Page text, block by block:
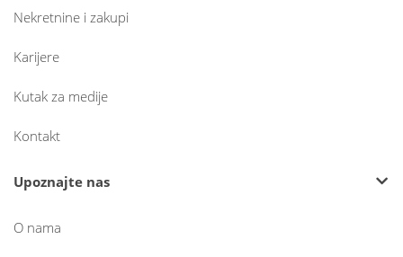
Nekretnine i zakupi
Karijere
Kutak za medije
Kontakt
Upoznajte nas
O nama